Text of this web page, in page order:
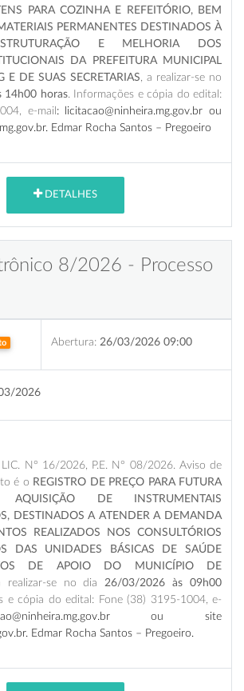
PARA COZINHA E REFEITÓRIO, BEM
PERMANENTES DESTINADOS À
E MELHORIA DOS
DA PREFEITURA MUNICIPAL
DE SUAS SECRETARIAS , a realizar-se no
14h00 horas. Informações e cópia do edital:
e-mail : licitacao@ninheira.mg.gov.br ou
Edmar Rocha Santos – Pregoeiro
DETALHES
8/2026 - Processo
Abertura: 26/03/2026 09:00
2026
LIC. N° 16/2026, P.E. N° 08/2026. Aviso de
é o REGISTRO DE PREÇO PARA FUTURA
DE INSTRUMENTAIS
DESTINADOS A ATENDER A DEMANDA
REALIZADOS NOS CONSULTÓRIOS
DAS UNIDADES BÁSICAS DE SAÚDE
DE APOIO DO MUNICÍPIO DE
realizar-se no dia 26/03/2026 às 09h00
e cópia do edital: Fone (38) 3195-1004, e-
ou site
Edmar Rocha Santos – Pregoeiro.